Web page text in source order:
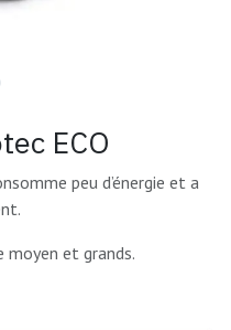
ECO
peu d’énergie et a
et grands.